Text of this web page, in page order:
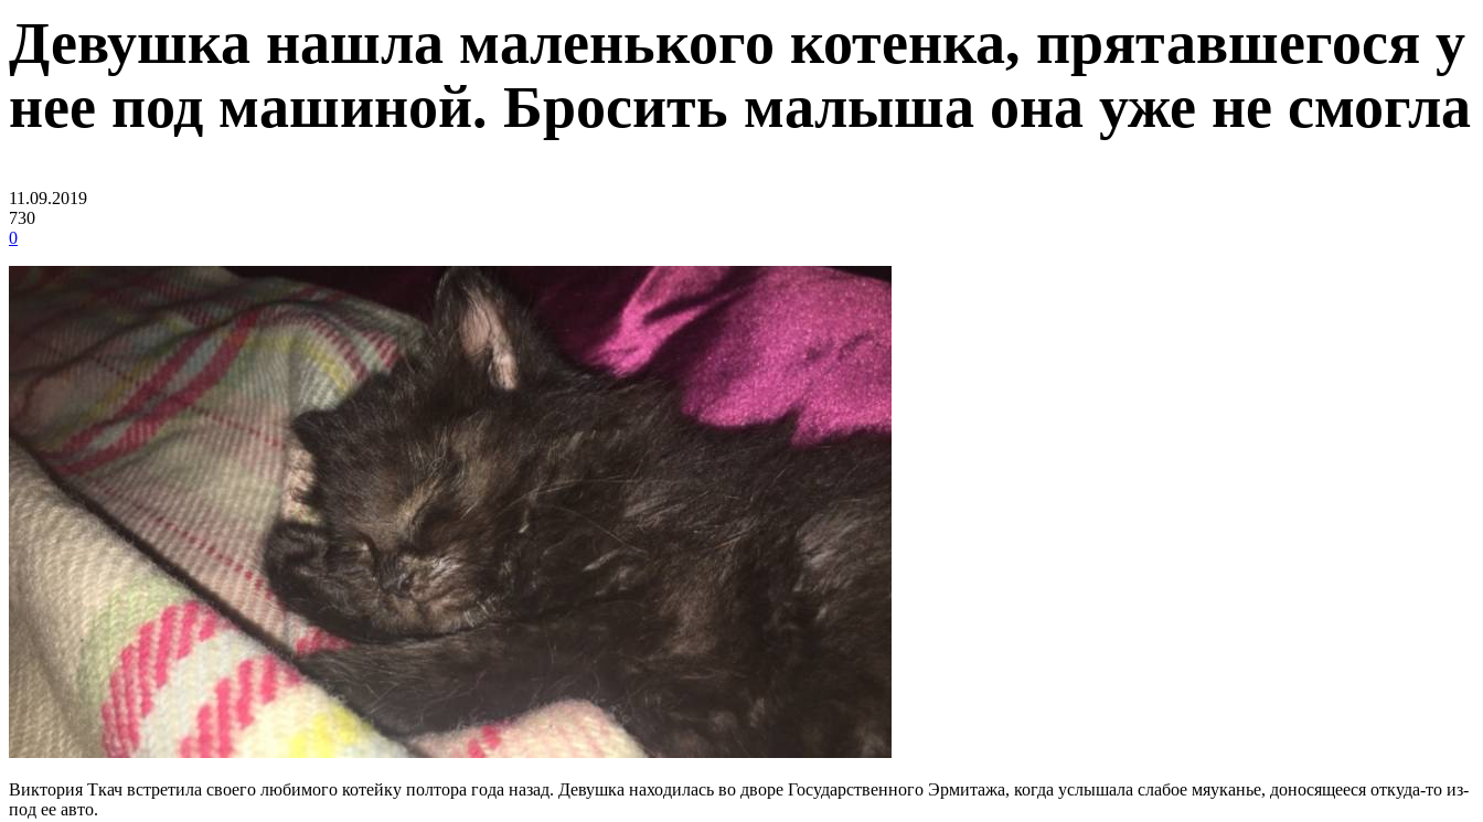
Девушка нашла маленького котенка, прятавшегося у
нее под машиной. Бросить малыша она уже не смогла
11.09.2019
730
0
Виктория Ткач встретила своего любимого котейку полтора года назад. Девушка находилась во дворе Государственного Эрмитажа, когда услышала слабое мяуканье, доносящееся откуда-то из-
под ее авто.